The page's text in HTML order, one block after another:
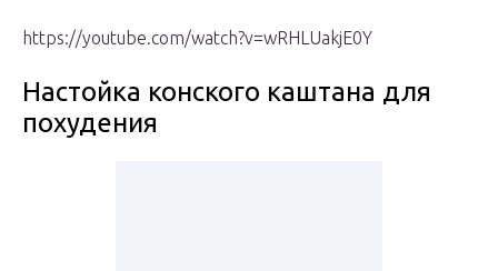
https://youtube.com/watch?v=wRHLUakjE0Y
Настойка конского каштана для
похудения